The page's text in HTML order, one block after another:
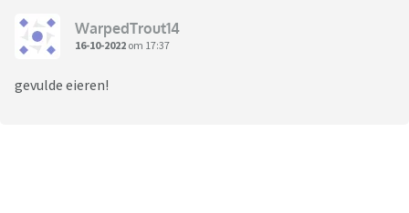
WarpedTrout14
16-10-2022 om 17:37
gevulde eieren!